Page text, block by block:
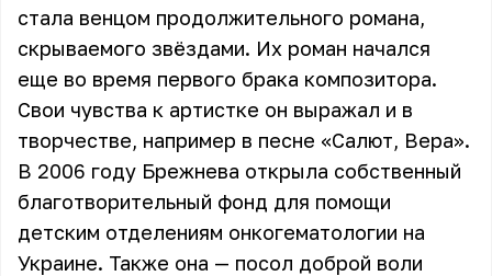
стала венцом продолжительного романа,
скрываемого звёздами. Их роман начался
еще во время первого брака композитора.
Свои чувства к артистке он выражал и в
творчестве, например в песне «Салют, Вера».
В 2006 году Брежнева открыла собственный
благотворительный фонд для помощи
детским отделениям онкогематологии на
Украине. Также она — посол доброй воли